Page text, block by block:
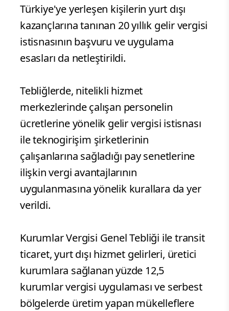
Türkiye'ye yerleşen kişilerin yurt dışı
kazançlarına tanınan 20 yıllık gelir vergisi
istisnasının başvuru ve uygulama
esasları da netleştirildi.
Tebliğlerde, nitelikli hizmet
merkezlerinde çalışan personelin
ücretlerine yönelik gelir vergisi istisnası
ile teknogirişim şirketlerinin
çalışanlarına sağladığı pay senetlerine
ilişkin vergi avantajlarının
uygulanmasına yönelik kurallara da yer
verildi.
Kurumlar Vergisi Genel Tebliği ile transit
ticaret, yurt dışı hizmet gelirleri, üretici
kurumlara sağlanan yüzde 12,5
kurumlar vergisi uygulaması ve serbest
bölgelerde üretim yapan mükelleflere